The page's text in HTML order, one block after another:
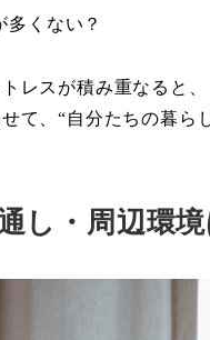
多くない？
レスが積み重なると
て、“自分たちの暮
し・周辺環